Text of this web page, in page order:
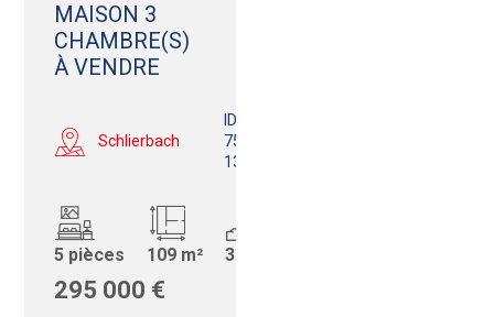
MAISON 3
CHAMBRE(S)
À VENDRE
Schlierbach
ID:
750681002-
130
5 pièces 109 m² 377 m²
295 000 €